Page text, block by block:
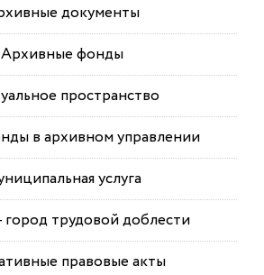
документы
Архивные фонды
пространство
в архивном управлении
услуга
город трудовой доблести
правовые акты